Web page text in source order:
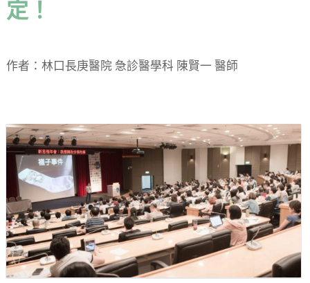
定！
作者：林口長庚醫院 急診醫學科 陳賢一 醫師